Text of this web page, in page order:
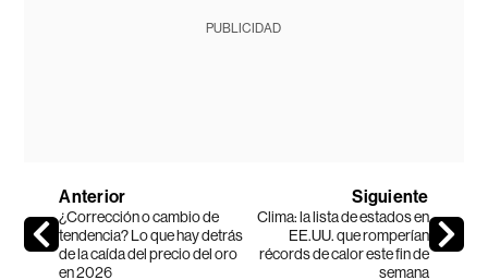
PUBLICIDAD
Anterior
¿Corrección o cambio de
tendencia? Lo que hay detrás
de la caída del precio del oro
en 2026
Siguiente
Clima: la lista de estados en
EE.UU. que romperían
récords de calor este fin de
semana